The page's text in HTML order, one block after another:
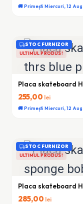
🚚 Primești Miercuri, 12 Aug
STOC FURNIZOR
ULTIMUL PRODUS!
Placa skateboard
255,00 lei
🚚 Primești Miercuri, 12 Aug
STOC FURNIZOR
ULTIMUL PRODUS!
Placa skateboard
285,00 lei